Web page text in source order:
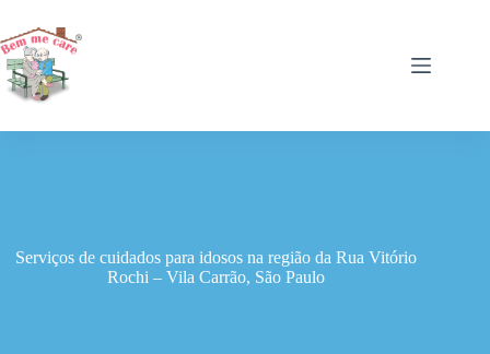
para
o
conteúdo
Serviços de cuidados para idosos na região da Rua Vitório
Rochi – Vila Carrão, São Paulo